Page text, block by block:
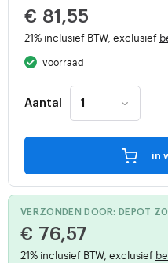
€ 81,55
21% inclusief BTW, exclusief
voorraad
Aantal
in
VERZONDEN DOOR: DEPOT
€ 76,57
21% inclusief BTW, exclusief